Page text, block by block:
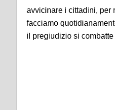
avvicinare i cittadini, per
facciamo
il pregiudizio si combatte